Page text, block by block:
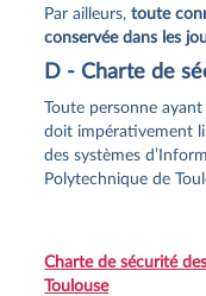
Par ailleurs,toute
conservée dans les
D - Charte de
Toute personne
doit impérativement
des systèmes
Polytechnique de
Charte de sécurité
Toulouse